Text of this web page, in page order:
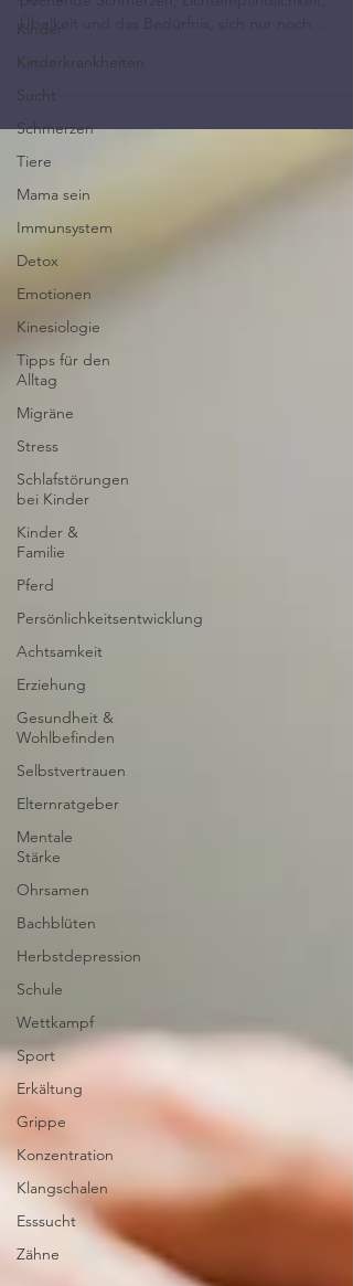
Kinder
Kinderkrankheiten
Sucht
Schmerzen
Tiere
Mama sein
Immunsystem
Detox
Emotionen
Kinesiologie
Tipps für den
Alltag
Migräne
Stress
Schlafstörungen
bei Kinder
Kinder &
Familie
Pferd
Persönlichkeitsentwicklung
Achtsamkeit
Erziehung
Gesundheit &
Wohlbefinden
Selbstvertrauen
Elternratgeber
Mentale
Stärke
Ohrsamen
Bachblüten
Herbstdepression
Schule
Wettkampf
Sport
Erkältung
Grippe
Konzentration
Klangschalen
Esssucht
Zähne
Übelkeit und das Bedürfnis, sich nur noch